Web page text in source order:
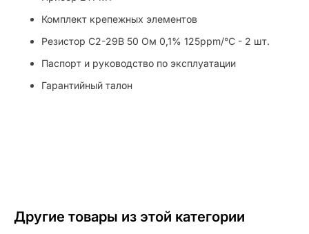
Комплект крепежных элементов
Резистор С2-29В 50 Ом 0,1% 125ppm/°C - 2 шт.
Паспорт и руководство по эксплуатации
Гарантийный талон
Другие товары из этой категории